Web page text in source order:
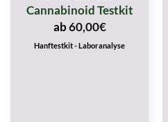
Cannabinoid Testkit
ab60,00€
Hanftestkit - Laboranalyse